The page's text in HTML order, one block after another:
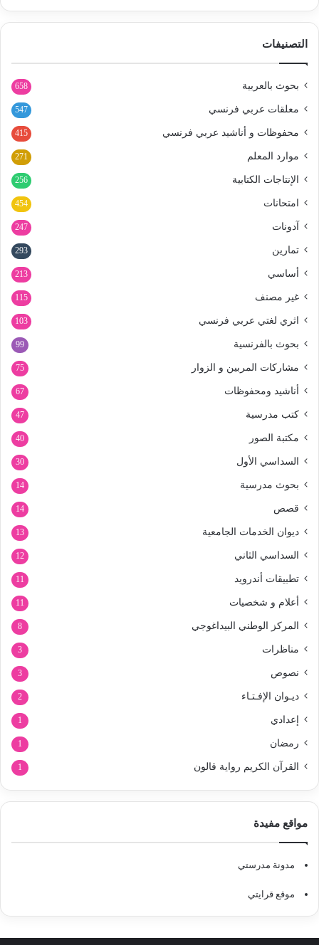
التصنيفات
بحوث بالعربية 658
معلقات عربي فرنسي 547
محفوظات و أناشيد عربي فرنسي 415
موارد المعلم 271
الإنتاجات الكتابية 256
امتحانات 454
آدونات 247
تمارين 293
أساسي 213
غير مصنف 115
اثري لغتي عربي فرنسي 103
بحوث بالفرنسية 99
مشاركات المربين و الزوار 75
أناشيد ومحفوظات 67
كتب مدرسية 47
مكتبة الصور 40
السداسي الأول 30
بحوث مدرسية 14
قصص 14
ديوان الخدمات الجامعية 13
السداسي الثاني 12
تطبيقات أندرويد 11
أعلام و شخصيات 11
المركز الوطني البيداغوجي 8
مناظرات 3
نصوص 3
ديـوان الإفـتـاء 2
إعدادي 1
رمضان 1
القرآن الكريم رواية قالون 1
مواقع مفيدة
مدونة مدرستي
موقع قرايتي